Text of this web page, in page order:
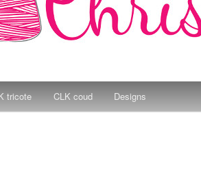
tricote CLK coud Designs